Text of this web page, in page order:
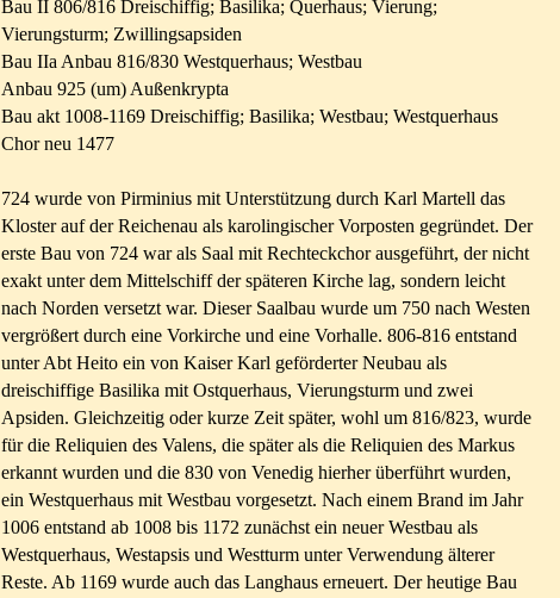
Bau II 806/816 Dreischiffig; Basilika; Querhaus; Vierung;
Vierungsturm; Zwillingsapsiden
Bau IIa Anbau 816/830 Westquerhaus; Westbau
Anbau 925 (um) Außenkrypta
Bau akt 1008-1169 Dreischiffig; Basilika; Westbau; Westquerhaus
Chor neu 1477
724 wurde von Pirminius mit Unterstützung durch Karl Martell das
Kloster auf der Reichenau als karolingischer Vorposten gegründet. Der
erste Bau von 724 war als Saal mit Rechteckchor ausgeführt, der nicht
exakt unter dem Mittelschiff der späteren Kirche lag, sondern leicht
nach Norden versetzt war. Dieser Saalbau wurde um 750 nach Westen
vergrößert durch eine Vorkirche und eine Vorhalle. 806-816 entstand
unter Abt Heito ein von Kaiser Karl geförderter Neubau als
dreischiffige Basilika mit Ostquerhaus, Vierungsturm und zwei
Apsiden. Gleichzeitig oder kurze Zeit später, wohl um 816/823, wurde
für die Reliquien des Valens, die später als die Reliquien des Markus
erkannt wurden und die 830 von Venedig hierher überführt wurden,
ein Westquerhaus mit Westbau vorgesetzt. Nach einem Brand im Jahr
1006 entstand ab 1008 bis 1172 zunächst ein neuer Westbau als
Westquerhaus, Westapsis und Westturm unter Verwendung älterer
Reste. Ab 1169 wurde auch das Langhaus erneuert. Der heutige Bau